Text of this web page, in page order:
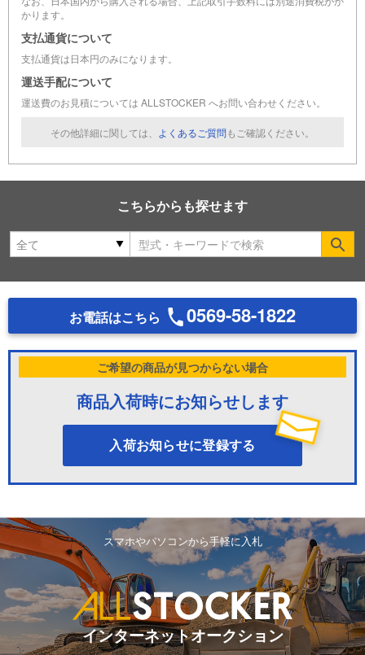
かります。
支払通貨について
支払通貨は日本円のみになります。
運送手配について
運送費のお見積については ALLSTOCKER へお問い合わせください。
その他詳細に関しては、 よくあるご質問もご確認ください。
こちらからも探せます
お電話はこちら 0569-58-1822
ご希望の商品が見つからない場合
商品入荷時にお知らせします
入荷お知らせに登録する
スマホやパソコンから手軽に入札
インターネットオークション